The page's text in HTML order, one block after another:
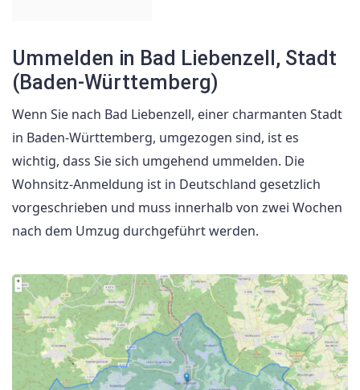
Ummelden in Bad Liebenzell, Stadt
(Baden-Württemberg)
Wenn Sie nach Bad Liebenzell, einer charmanten Stadt
in Baden-Württemberg, umgezogen sind, ist es
wichtig, dass Sie sich umgehend ummelden. Die
Wohnsitz-Anmeldung ist in Deutschland gesetzlich
vorgeschrieben und muss innerhalb von zwei Wochen
nach dem Umzug durchgeführt werden.